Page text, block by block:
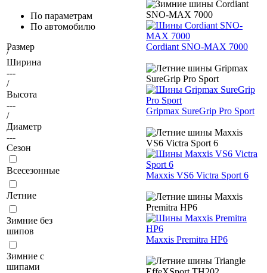
По параметрам
По автомобилю
Размер
/
Ширина
---
/
Высота
---
/
Диаметр
---
Сезон
Всесезонные
Летние
Зимние без
шипов
Зимние с
шипами
Cordiant SNO-MAX 7000
Gripmax SureGrip Pro Sport
Maxxis VS6 Victra Sport 6
Maxxis Premitra HP6